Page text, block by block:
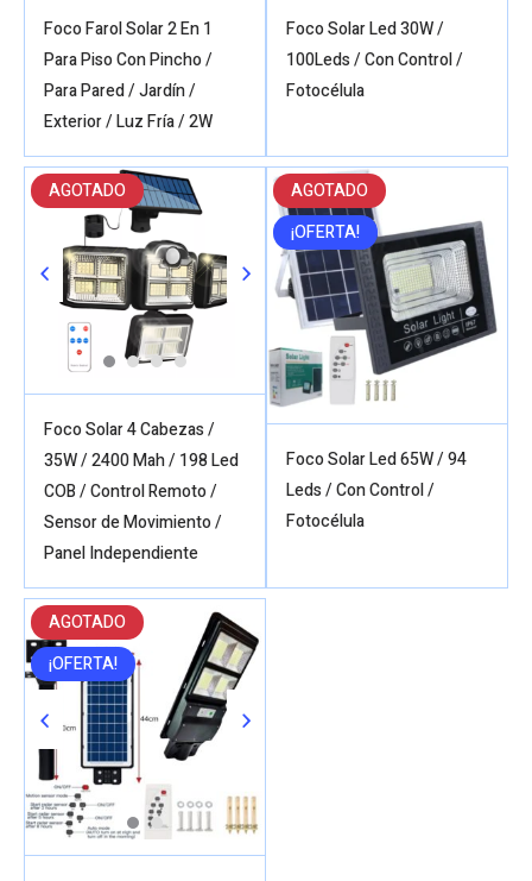
Foco Farol Solar 2 En 1
Para Piso Con Pincho /
Para Pared / Jardín /
Exterior / Luz Fría / 2W
Foco Solar Led 30W /
100Leds / Con Control /
Fotocélula
AGOTADO
Foco Solar 4 Cabezas /
35W / 2400 Mah / 198 Led
COB / Control Remoto /
Sensor de Movimiento /
Panel Independiente
AGOTADO
¡OFERTA!
Foco Solar Led 65W / 94
Leds / Con Control /
Fotocélula
AGOTADO
¡OFERTA!